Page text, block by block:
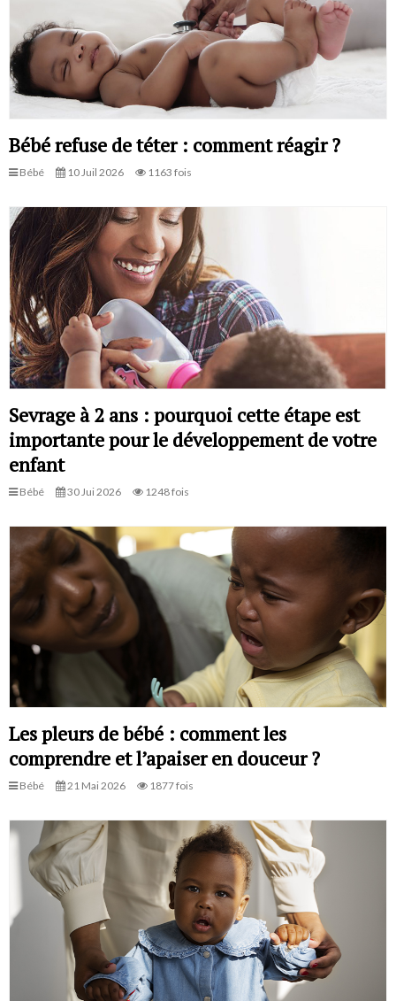
Bébé refuse de téter : comment réagir ?
Bébé 10 Juil 2026 1163 fois
Sevrage à 2 ans : pourquoi cette étape est
importante pour le développement de votre
enfant
Bébé 30 Jui 2026 1248 fois
Les pleurs de bébé : comment les
comprendre et l’apaiser en douceur ?
Bébé 21 Mai 2026 1877 fois